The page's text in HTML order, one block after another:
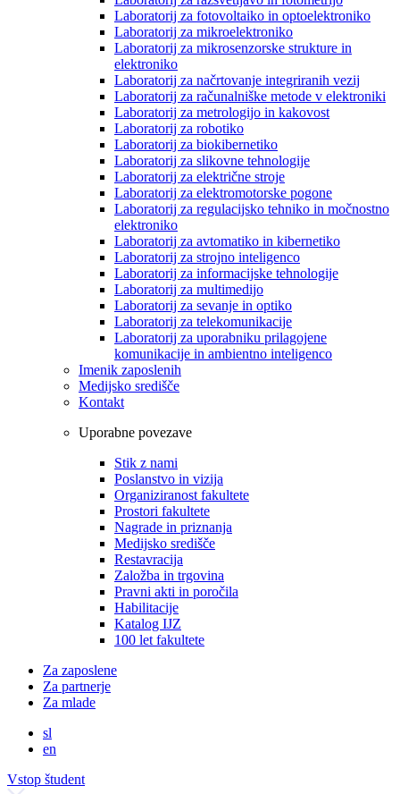
Laboratorij za fotovoltaiko in optoelektroniko
Laboratorij za mikroelektroniko
Laboratorij za mikrosenzorske strukture in
elektroniko
Laboratorij za načrtovanje integriranih vezij
Laboratorij za računalniške metode v elektroniki
Laboratorij za metrologijo in kakovost
Laboratorij za robotiko
Laboratorij za biokibernetiko
Laboratorij za slikovne tehnologije
Laboratorij za električne stroje
Laboratorij za elektromotorske pogone
Laboratorij za regulacijsko tehniko in močnostno
elektroniko
Laboratorij za avtomatiko in kibernetiko
Laboratorij za strojno inteligenco
Laboratorij za informacijske tehnologije
Laboratorij za multimedijo
Laboratorij za sevanje in optiko
Laboratorij za telekomunikacije
Laboratorij za uporabniku prilagojene
komunikacije in ambientno inteligenco
Imenik zaposlenih
Medijsko središče
Kontakt
Uporabne povezave
Stik z nami
Poslanstvo in vizija
Organiziranost fakultete
Prostori fakultete
Nagrade in priznanja
Medijsko središče
Restavracija
Založba in trgovina
Pravni akti in poročila
Habilitacije
Katalog IJZ
100 let fakultete
Za zaposlene
Za partnerje
Za mlade
sl
en
Vstop študent